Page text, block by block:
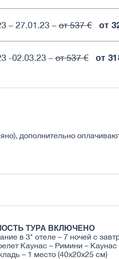
– 27.01.23 – от 537 € от
-02.03.23 – от 537 € от
дополнительно
ТУРА ВКЛЮЧЕНО
в 3* отеле – 7 ночей c
Каунас – Римини – Каунас
– 1 место (40x20x25 см)